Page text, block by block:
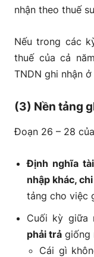
nhận theo thuế
Nếu trong các
thuế của cả
TNDN ghi nhận
(3) Nền tảng
Đoạn 26 – 28
Định nghĩa
nhập khác,
tảng cho việc
Cuối kỳ giữa
phải trả giống
Cái gì